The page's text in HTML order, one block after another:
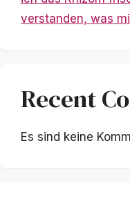
verstanden, was
Recent
Es sind keine